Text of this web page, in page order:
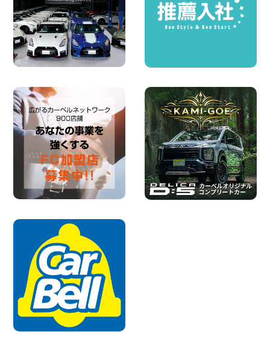
※※超格安日額5,800円※※荷物運びに最適
の軽バンのレンタカー!! 出雲ドーム前店
島根県 出雲ドーム前店